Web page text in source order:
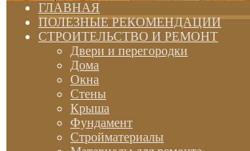
ГЛАВНАЯ
ПОЛЕЗНЫЕ РЕКОМЕНДАЦИИ
СТРОИТЕЛЬСТВО И РЕМОНТ
Двери и перегородки
Дома
Окна
Стены
Крыша
Фундамент
Стройматериалы